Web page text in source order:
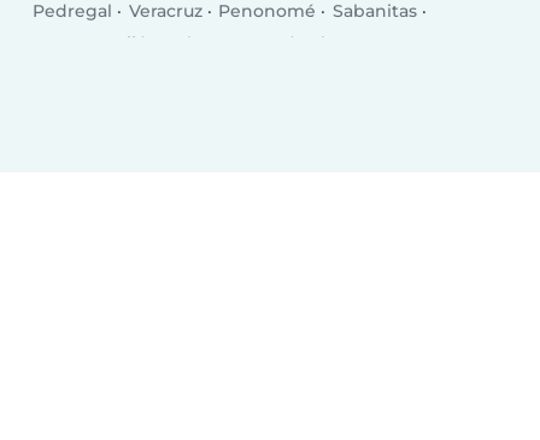
Pedregal
Veracruz Penonomé
Sabanitas
Nueva Arraiján
Chepo Pocrí
El Coco